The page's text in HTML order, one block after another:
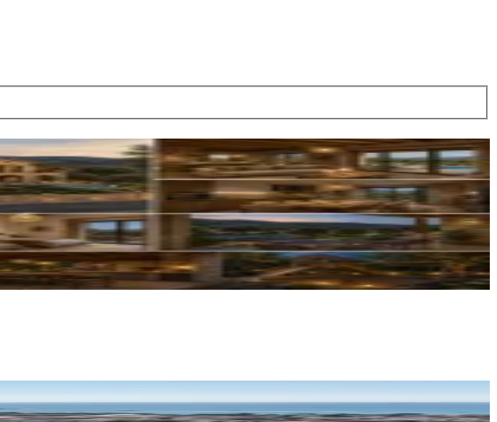
Emrullah Kantaş
Ara
Turyap Manavgat TemsilciliğiHACER BEDIA TAŞKIRMAZ